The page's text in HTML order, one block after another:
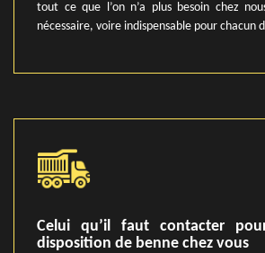
tout ce que l’on n’a plus besoin chez
nécessaire, voire indispensable pour chacun
Celui qu’il faut contacter
disposition de benne chez vous